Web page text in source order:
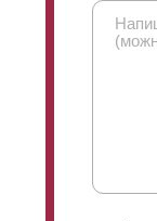
могли
смотреть
только небо